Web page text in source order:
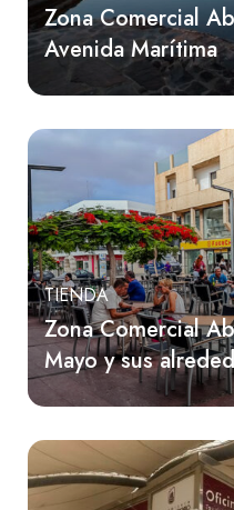
Zona Comercial
Avenida Marítima
TIENDA
Zona Comercial
Mayo y sus